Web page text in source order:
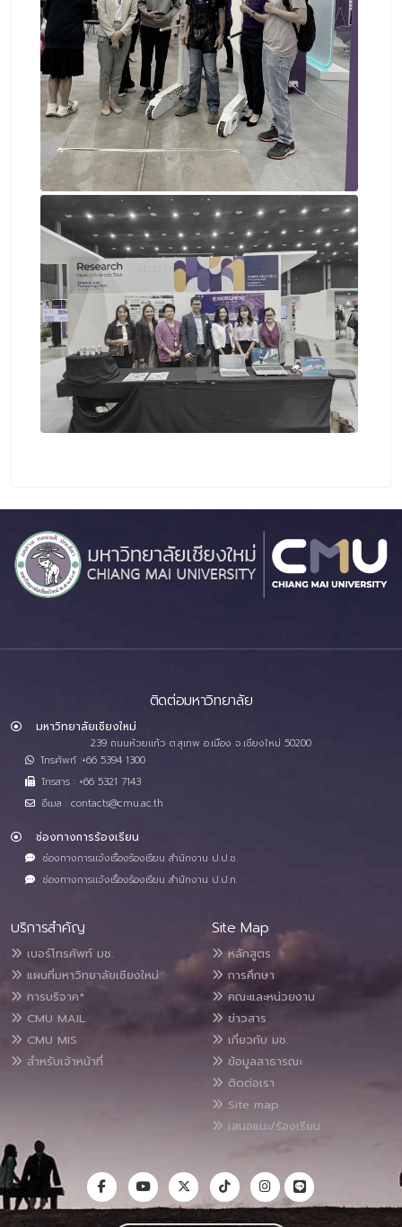
ติดต่อมหาวิทยาลัย
มหาวิทยาลัยเชียงใหม่
239 ถนนห้วยแก้ว ต.สุเทพ อ.เมือง จ.เชียงใหม่ 50200
โทรศัพท์ :+66 5394 1300
โทรสาร : +66 5321 7143
อีเมล : contacts@cmu.ac.th
ช่องทางการร้องเรียน
ช่องทางการแจ้งเรื่องร้องเรียน สำนักงาน ป.ป.ช.
ช่องทางการแจ้งเรื่องร้องเรียน สำนักงาน ป.ป.ท.
บริการสำคัญ
เบอร์โทรศัพท์ มช.
แผนที่มหาวิทยาลัยเชียงใหม่
การบริจาค*
CMU MAIL
CMU MIS
สำหรับเจ้าหน้าที่
Site Map
หลักสูตร
การศึกษา
คณะและหน่วยงาน
ข่าวสาร
เกี่ยวกับ มช.
ข้อมูลสาธารณะ
ติดต่อเรา
Site map
เสนอแนะ/ร้องเรียน